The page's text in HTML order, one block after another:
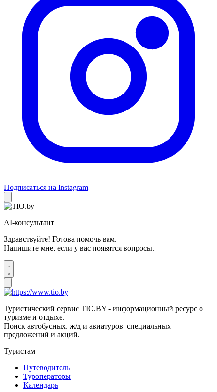
Подписаться на Instagram
AI-консультант
Здравствуйте! Готова помочь вам.
Напишите мне, если у вас появятся вопросы.
Туристический сервис TIO.BY - информационный ресурс о
туризме и отдыхе.
Поиск автобусных, ж/д и авиатуров, специальных
предложений и акций.
Туристам
Путеводитель
Туроператоры
Календарь